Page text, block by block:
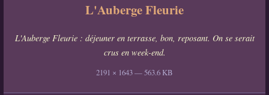
L'Auberge Fleurie
L'Auberge Fleurie : déjeuner en terrasse, bon, reposant. On se serait
crus en week-end.
2191 × 1643 — 563.6 KB